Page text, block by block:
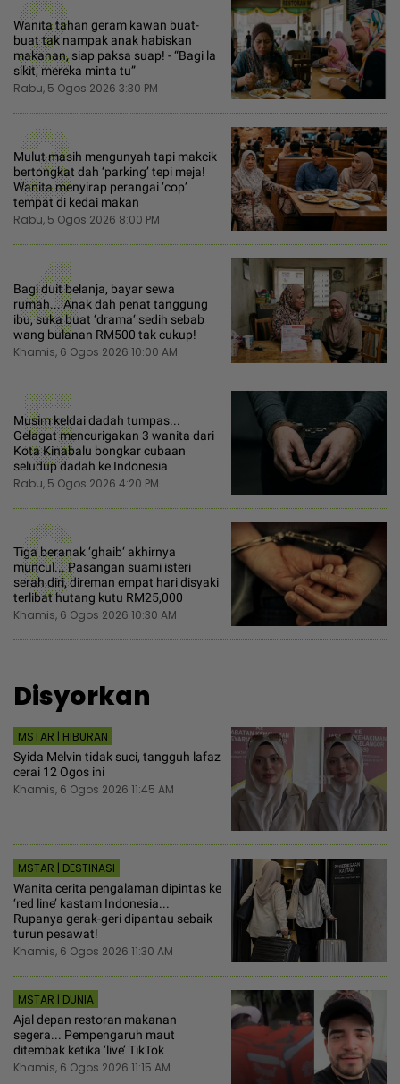
2
Wanita tahan geram kawan buat-
buat tak nampak anak habiskan
makanan, siap paksa suap! - “Bagi la
sikit, mereka minta tu”
Rabu, 5 Ogos 2026 3:30 PM
3
Mulut masih mengunyah tapi makcik
bertongkat dah ‘parking’ tepi meja!
Wanita menyirap perangai ‘cop’
tempat di kedai makan
Rabu, 5 Ogos 2026 8:00 PM
4
Bagi duit belanja, bayar sewa
rumah... Anak dah penat tanggung
ibu, suka buat ‘drama‘ sedih sebab
wang bulanan RM500 tak cukup!
Khamis, 6 Ogos 2026 10:00 AM
5
Musim keldai dadah tumpas...
Gelagat mencurigakan 3 wanita dari
Kota Kinabalu bongkar cubaan
seludup dadah ke Indonesia
Rabu, 5 Ogos 2026 4:20 PM
6
Tiga beranak ‘ghaib‘ akhirnya
muncul... Pasangan suami isteri
serah diri, direman empat hari disyaki
terlibat hutang kutu RM25,000
Khamis, 6 Ogos 2026 10:30 AM
Disyorkan
MSTAR | HIBURAN
Syida Melvin tidak suci, tangguh lafaz
cerai 12 Ogos ini
Khamis, 6 Ogos 2026 11:45 AM
MSTAR | DESTINASI
Wanita cerita pengalaman dipintas ke
‘red line’ kastam Indonesia...
Rupanya gerak-geri dipantau sebaik
turun pesawat!
Khamis, 6 Ogos 2026 11:30 AM
MSTAR | DUNIA
Ajal depan restoran makanan
segera... Pempengaruh maut
ditembak ketika ‘live’ TikTok
Khamis, 6 Ogos 2026 11:15 AM